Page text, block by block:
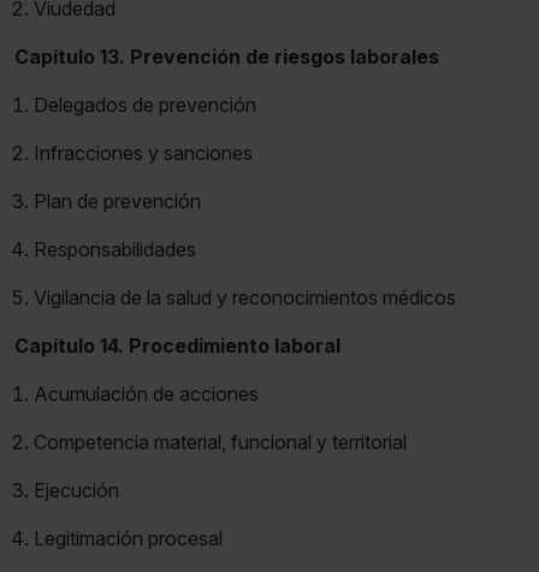
Viudedad
Capítulo 13. Prevención de riesgos laborales
Delegados de prevención
Infracciones y sanciones
Plan de prevención
Responsabilidades
Vigilancia de la salud y reconocimientos médicos
Capítulo 14. Procedimiento laboral
Acumulación de acciones
Competencia material, funcional y territorial
Ejecución
Legitimación procesal